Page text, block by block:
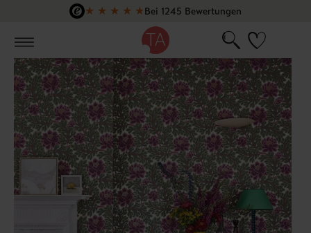
Zum Hauptinhalt springen
★ ★ ★ ★ ★Bei 1245 Bewertungen